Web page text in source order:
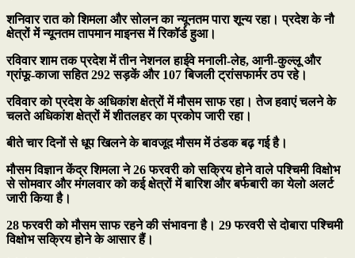
शनिवार रात को शिमला और सोलन का न्यूनतम पारा शून्य रहा। प्रदेश के नौ
क्षेत्रों में न्यूनतम तापमान माइनस में रिकॉर्ड हुआ।
रविवार शाम तक प्रदेश में तीन नेशनल हाईवे मनाली-लेह, आनी-कुल्लू और
ग्रांफू-काजा सहित 292 सड़कें और 107 बिजली ट्रांसफार्मर ठप रहे।
रविवार को प्रदेश के अधिकांश क्षेत्रों में मौसम साफ रहा। तेज हवाएं चलने के
चलते अधिकांश क्षेत्रों में शीतलहर का प्रकोप जारी रहा।
बीते चार दिनों से धूप खिलने के बावजूद मौसम में ठंडक बढ़ गई है।
मौसम विज्ञान केंद्र शिमला ने 26 फरवरी को सक्रिय होने वाले पश्चिमी विक्षोभ
से सोमवार और मंगलवार को कई क्षेत्रों में बारिश और बर्फबारी का येलो अलर्ट
जारी किया है।
28 फरवरी को मौसम साफ रहने की संभावना है। 29 फरवरी से दोबारा पश्चिमी
विक्षोभ सक्रिय होने के आसार हैं।